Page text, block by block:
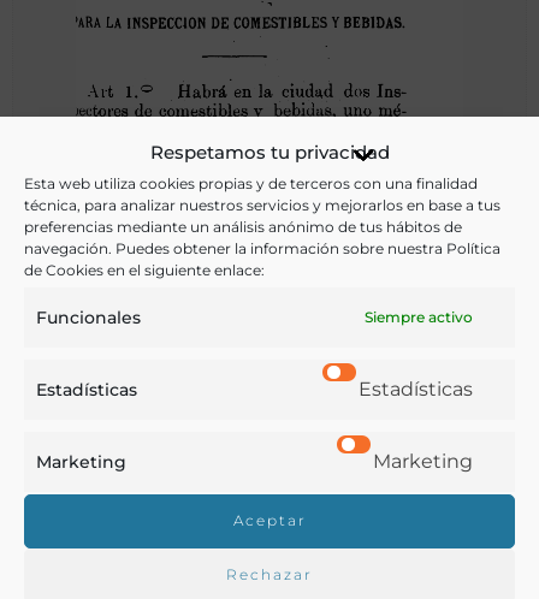
Respetamos tu privacidad
Esta web utiliza cookies propias y de terceros con una finalidad
técnica, para analizar nuestros servicios y mejorarlos en base a tus
preferencias mediante un análisis anónimo de tus hábitos de
navegación. Puedes obtener la información sobre nuestra Política
de Cookies en el siguiente enlace:
Funcionales Siempre activo
Estadísticas Estadísticas
Marketing Marketing
Aceptar
Rechazar
Reglamento para la inspeccion de comestibles y bebidas
Ayuntamiento constitucional de Guadalajara
Guadalajara (México) - 1887